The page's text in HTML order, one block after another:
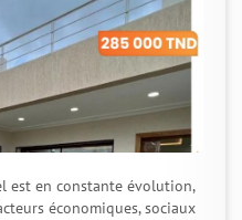
est en constante évolution,
économiques, sociaux